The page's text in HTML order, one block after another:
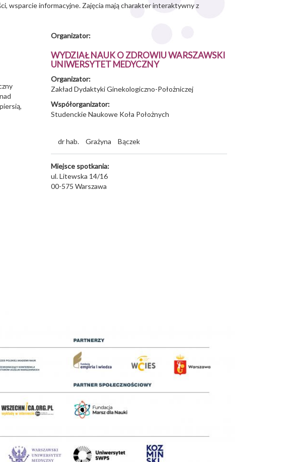
wsparcie informacyjne. Zajęcia mają charakter interaktywny z
Organizator:
WYDZIAŁ NAUK O ZDROWIU WARSZAWSKI
UNIWERSYTET MEDYCZNY
Organizator:
Zakład Dydaktyki Ginekologiczno-Położniczej
Współorganizator:
Studenckie Naukowe Koła Położnych
dr hab. Grażyna Bączek
Miejsce spotkania:
ul. Litewska 14/16
00-575 Warszawa